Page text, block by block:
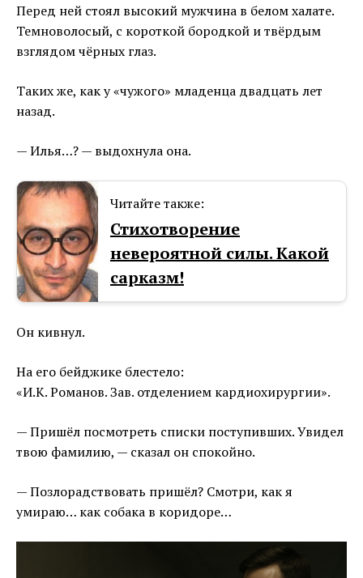
Перед ней стоял высокий мужчина в белом халате.
Темноволосый, с короткой бородкой и твёрдым
взглядом чёрных глаз.
Таких же, как у «чужого» младенца двадцать лет
назад.
— Илья…? — выдохнула она.
Читайте также:
Стихотворение
невероятной силы. Какой
сарказм!
Он кивнул.
На его бейджике блестело:
«И.К. Романов. Зав. отделением кардиохирургии».
— Пришёл посмотреть списки поступивших. Увидел
твою фамилию, — сказал он спокойно.
— Позлорадствовать пришёл? Смотри, как я
умираю… как собака в коридоре…